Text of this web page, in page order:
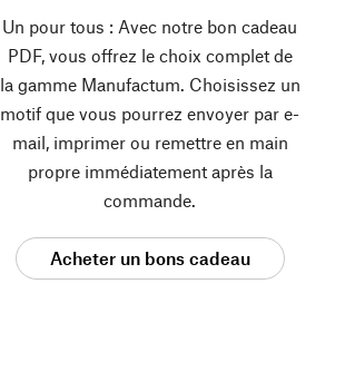
Un pour tous : Avec notre bon cadeau
PDF, vous offrez le choix complet de
la gamme Manufactum. Choisissez un
motif que vous pourrez envoyer par e-
mail, imprimer ou remettre en main
propre immédiatement après la
commande.
Acheter un bons cadeau